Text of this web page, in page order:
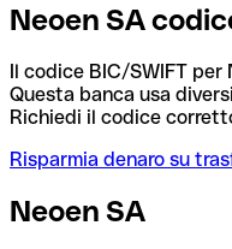
Neoen SA
Il codice BIC/SWIFT per
Questa banca usa
Richiedi il codice
Risparmia denaro su
Neoen SA